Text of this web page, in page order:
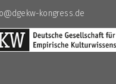
kongress.de